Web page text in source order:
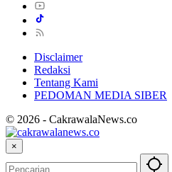
Disclaimer
Redaksi
Tentang Kami
PEDOMAN MEDIA SIBER
© 2026 - CakrawalaNews.co
×